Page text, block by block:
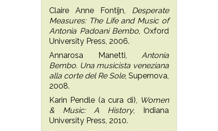
Claire Anne Fontijn, Desperate
Measures: The Life and Music of
Antonia Padoani Bembo , Oxford
University Press, 2006.
Annarosa Manetti, Antonia
Bembo. Una musicista veneziana
alla corte del Re Sole, Supernova,
2008.
Karin Pendle (a cura di),
Women
& Music: A History, Indiana
University Press, 2010.